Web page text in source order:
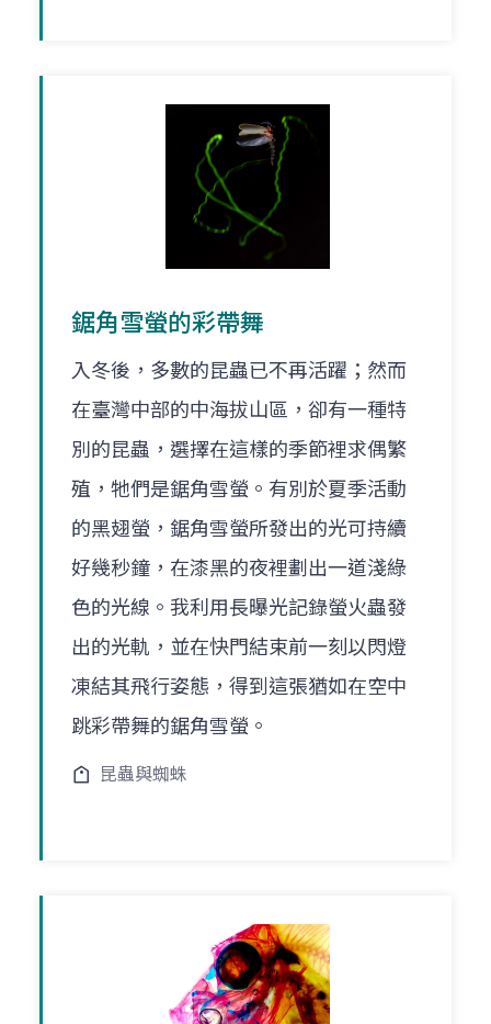
鋸角雪螢的彩帶舞
入冬後，多數的昆蟲已不再活躍；然而
在臺灣中部的中海拔山區，卻有一種特
別的昆蟲，選擇在這樣的季節裡求偶繁
殖，牠們是鋸角雪螢。有別於夏季活動
的黑翅螢，鋸角雪螢所發出的光可持續
好幾秒鐘，在漆黑的夜裡劃出一道淺綠
色的光線。我利用長曝光記錄螢火蟲發
出的光軌，並在快門結束前一刻以閃燈
凍結其飛行姿態，得到這張猶如在空中
跳彩帶舞的鋸角雪螢。
昆蟲與蜘蛛